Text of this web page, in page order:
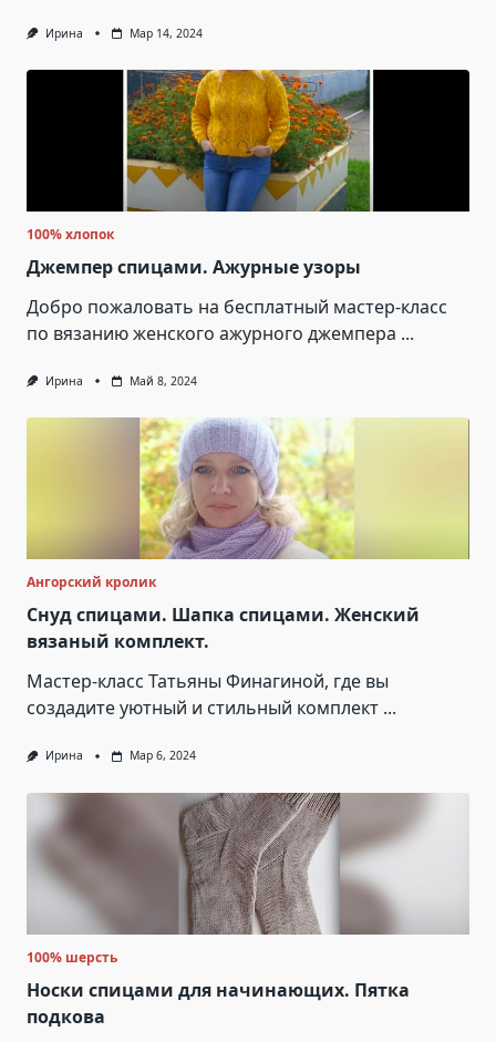
Ирина Мар 14, 2024
100% хлопок
Джемпер спицами. Ажурные узоры
Добро пожаловать на бесплатный мастер-класс
по вязанию женского ажурного джемпера ...
Ирина Май 8, 2024
Ангорский кролик
Снуд спицами. Шапка спицами. Женский
вязаный комплект.
Мастер-класс Татьяны Финагиной, где вы
создадите уютный и стильный комплект ...
Ирина Мар 6, 2024
100% шерсть
Носки спицами для начинающих. Пятка
подкова